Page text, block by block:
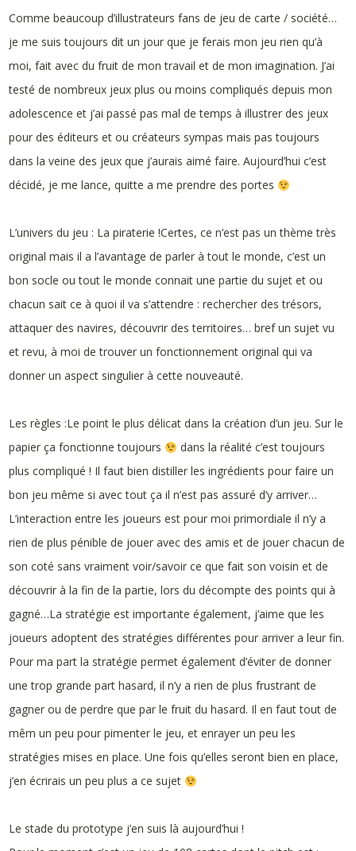
Comme beaucoup d’illustrateurs fans de jeu de carte / société…
je me suis toujours dit un jour que je ferais mon jeu rien qu’à
moi, fait avec du fruit de mon travail et de mon imagination. J’ai
testé de nombreux jeux plus ou moins compliqués depuis mon
adolescence et j’ai passé pas mal de temps à illustrer des jeux
pour des éditeurs et ou créateurs sympas mais pas toujours
dans la veine des jeux que j’aurais aimé faire. Aujourd’hui c’est
décidé, je me lance, quitte a me prendre des portes
L’univers du jeu : La piraterie !Certes, ce n’est pas un thème très
original mais il a l’avantage de parler à tout le monde, c’est un
bon socle ou tout le monde connait une partie du sujet et ou
chacun sait ce à quoi il va s’attendre : rechercher des trésors,
attaquer des navires, découvrir des territoires… bref un sujet vu
et revu, à moi de trouver un fonctionnement original qui va
donner un aspect singulier à cette nouveauté.
Les règles :Le point le plus délicat dans la création d’un jeu. Sur le
papier ça fonctionne toujours
dans la réalité c’est toujours
plus compliqué ! Il faut bien distiller les ingrédients pour faire un
bon jeu même si avec tout ça il n’est pas assuré d’y arriver…
L’interaction entre les joueurs est pour moi primordiale il n’y a
rien de plus pénible de jouer avec des amis et de jouer chacun de
son coté sans vraiment voir/savoir ce que fait son voisin et de
découvrir à la fin de la partie, lors du décompte des points qui à
gagné…La stratégie est importante également, j’aime que les
joueurs adoptent des stratégies différentes pour arriver a leur fin.
Pour ma part la stratégie permet également d’éviter de donner
une trop grande part hasard, il n’y a rien de plus frustrant de
gagner ou de perdre que par le fruit du hasard. Il en faut tout de
mêm un peu pour pimenter le jeu, et enrayer un peu les
stratégies mises en place. Une fois qu’elles seront bien en place,
j’en écrirais un peu plus a ce sujet
Le stade du prototype j’en suis là aujourd’hui !